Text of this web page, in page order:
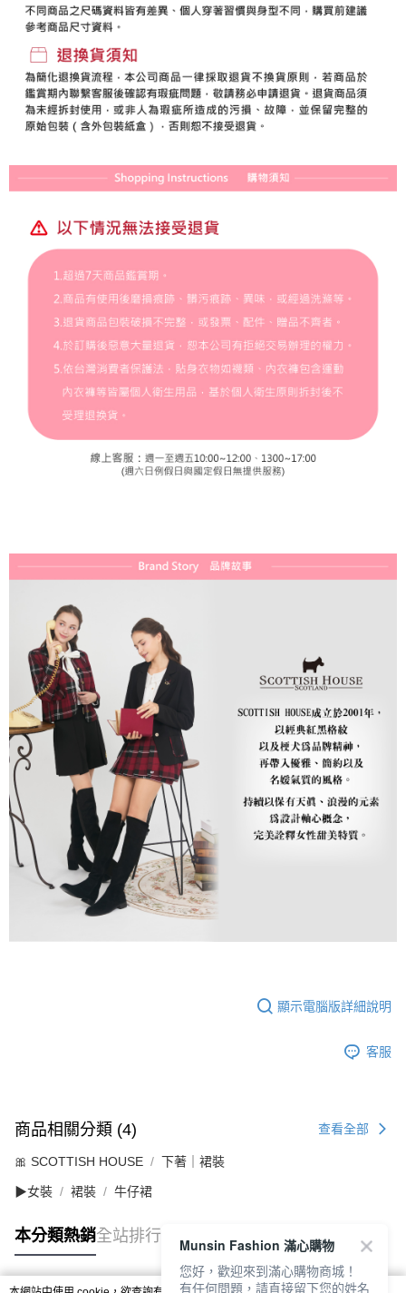
顯示電腦版詳細說明
客服
商品相關分類 (4) 查看全部
🎀 SCOTTISH HOUSE 下著｜裙裝
▶女裝 裙裝 牛仔裙
本分類熱銷全站排行
Munsin Fashion 滿心購物
您好，歡迎來到滿心購物商城！
有任何問題，請直接留下您的姓名